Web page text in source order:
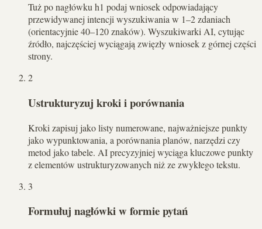
Tuż po nagłówku h1 podaj wniosek odpowiadający
przewidywanej intencji wyszukiwania w 1–2 zdaniach
(orientacyjnie 40–120 znaków). Wyszukiwarki AI, cytując
źródło, najczęściej wyciągają zwięzły wniosek z górnej części
strony.
2
Ustrukturyzuj kroki i porównania
Kroki zapisuj jako listy numerowane, najważniejsze punkty
jako wypunktowania, a porównania planów, narzędzi czy
metod jako tabele. AI precyzyjniej wyciąga kluczowe punkty
z elementów ustrukturyzowanych niż ze zwykłego tekstu.
3
Formułuj nagłówki w formie pytań